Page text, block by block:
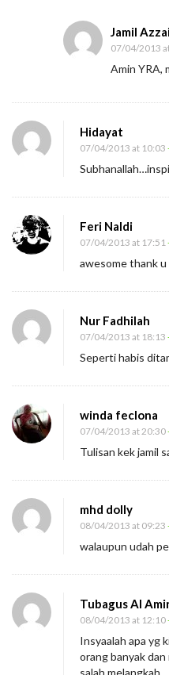
Jamil
07/04/2013
Amin YRA,
Hidayat
07/04/2013 at 10:03
Feri Naldi
07/04/2013 at 17:51
awesome thank u
Nur Fadhilah
07/04/2013 at 18:13
Seperti habis
winda feclona
07/04/2013 at 20:30
Tulisan kek jamil
mhd dolly
08/04/2013 at 09:23
walaupun udah
Tubagus Al
08/04/2013 at 12:10
Insyaalah apa yg
orang banyak
salah melangkah.